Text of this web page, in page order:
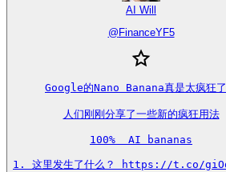
AI Will
@ FinanceYF5
Google的Nano Banana真是太疯狂了
人们刚刚分享了一些新的疯狂用法
100%  AI bananas
1. 这里发生了什么？ https://t.co/